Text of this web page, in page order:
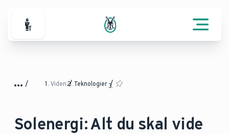
For professionelle
Viden Teknologier
Solenergi: Alt du skal vide